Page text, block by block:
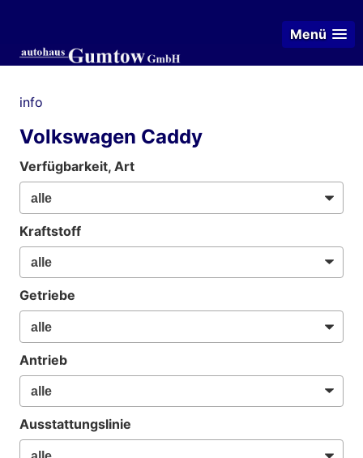
Menü
info
Volkswagen Caddy
Verfügbarkeit, Art
Kraftstoff
Getriebe
Antrieb
Ausstattungslinie